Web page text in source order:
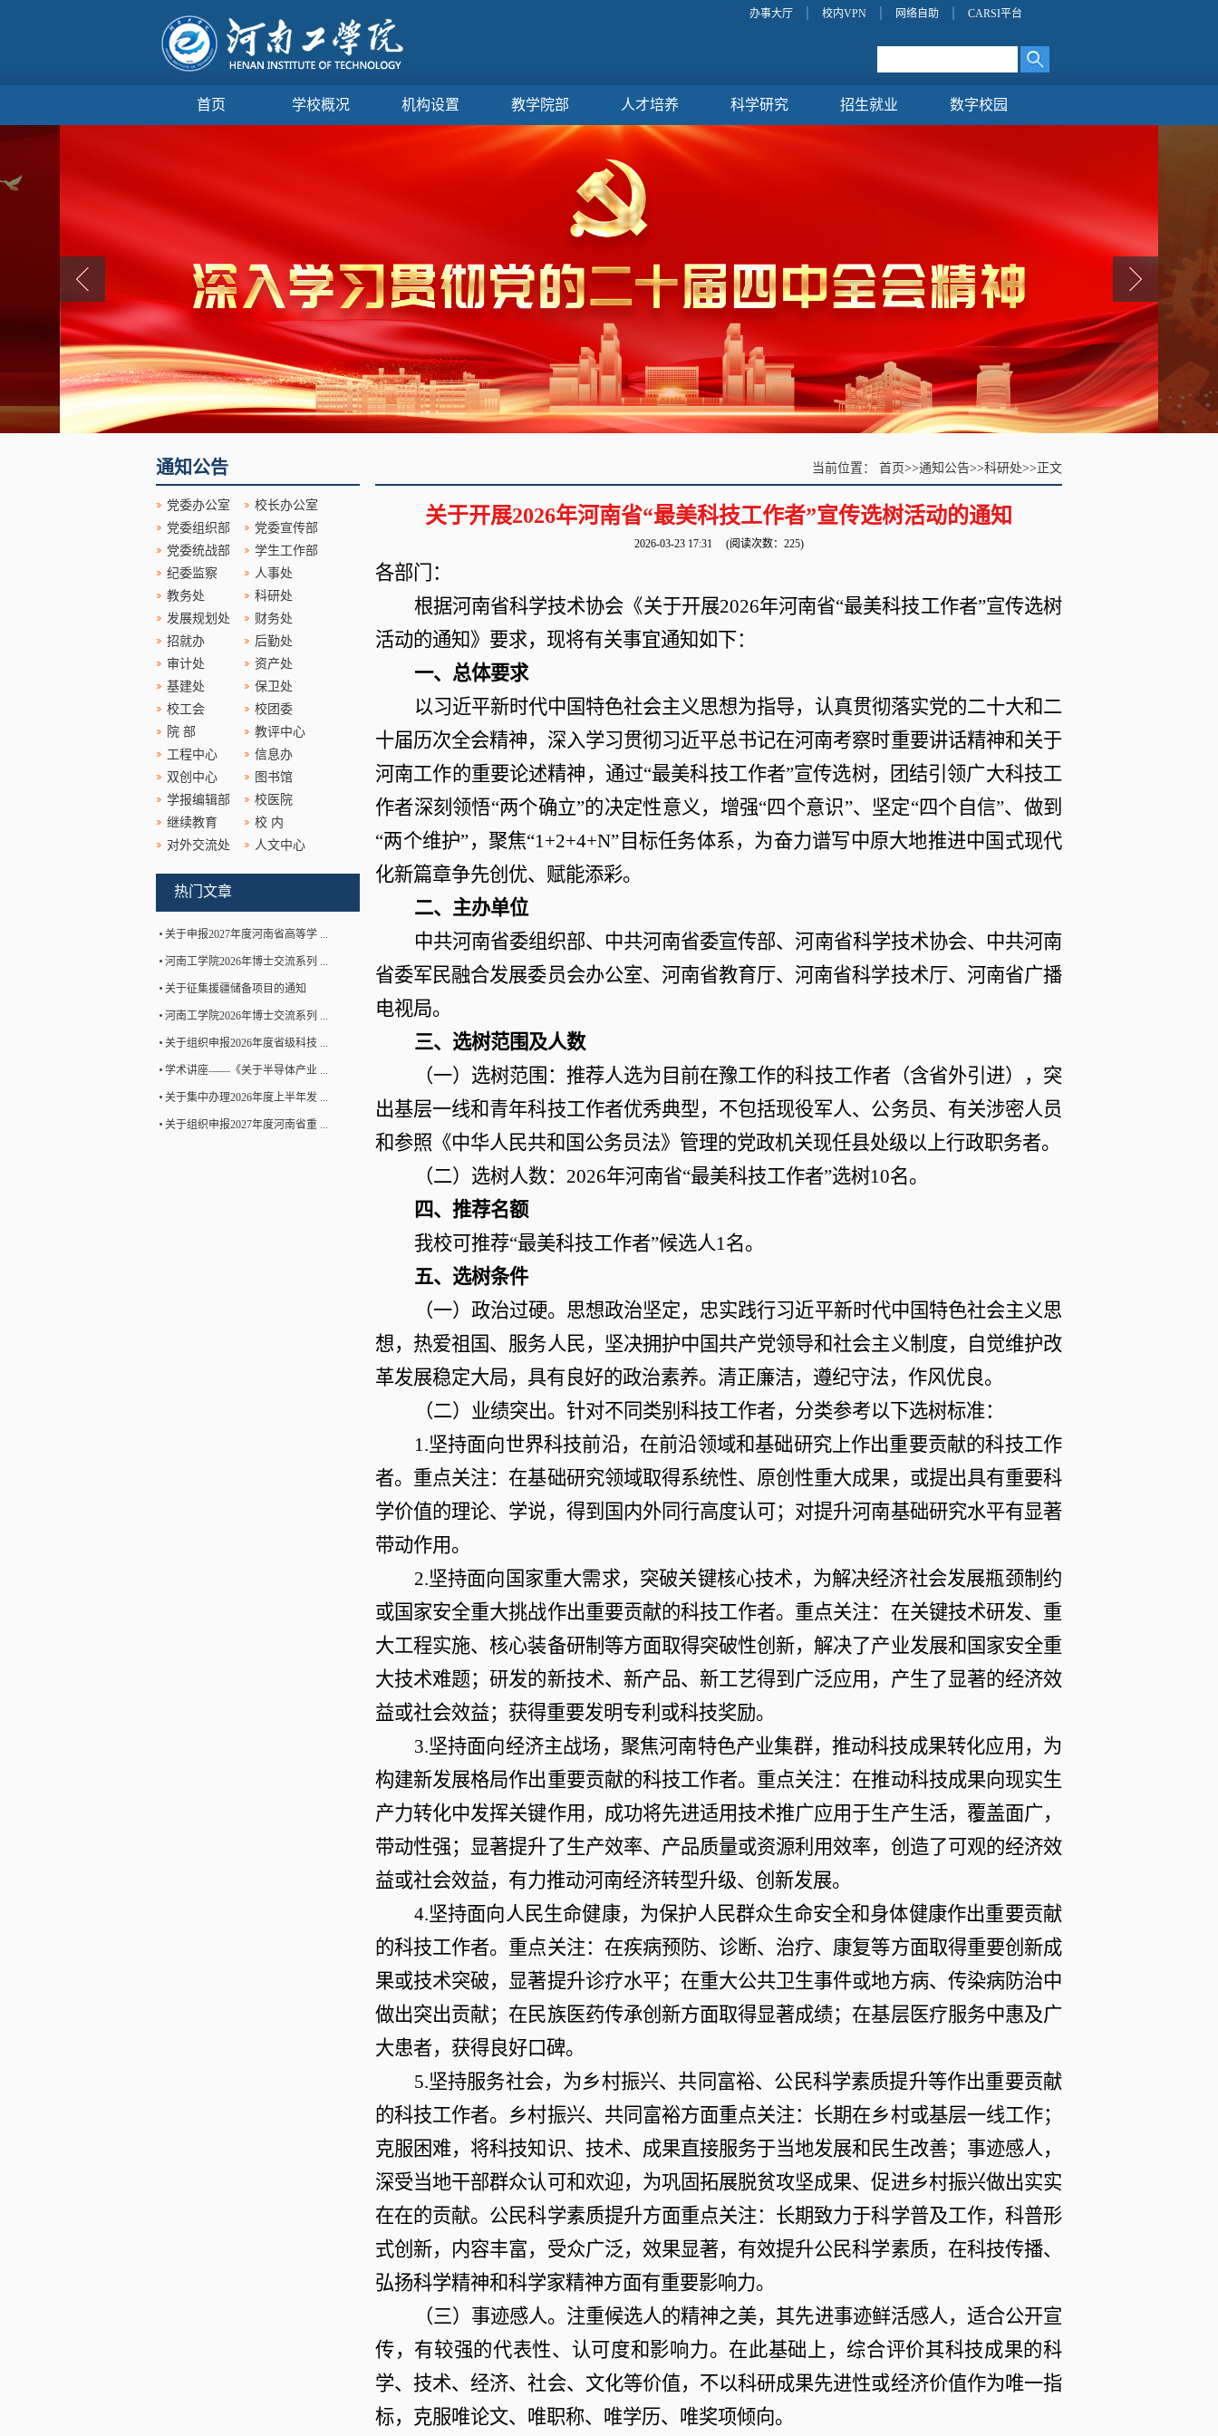
办事大厅 校内VPN 网络自助 CARSI平台
首页 学校概况 机构设置 教学院部 人才培养 科学研究 招生就业 数字校园
通知公告
党委办公室
校长办公室
党委组织部
党委宣传部
党委统战部
学生工作部
纪委监察
人事处
教务处
科研处
发展规划处
财务处
招就办
后勤处
审计处
资产处
基建处
保卫处
校工会
校团委
院 部
教评中心
工程中心
信息办
双创中心
图书馆
学报编辑部
校医院
继续教育
校 内
对外交流处
人文中心
热门文章
关于申报2027年度河南省高等学 ...
河南工学院2026年博士交流系列 ...
关于征集援疆储备项目的通知
河南工学院2026年博士交流系列 ...
关于组织申报2026年度省级科技 ...
学术讲座——《关于半导体产业 ...
关于集中办理2026年度上半年发 ...
关于组织申报2027年度河南省重 ...
当前位置： 首页>>通知公告>>科研处>> 正文
关于开展2026年河南省“最美科技工作者”宣传选树活动的通知
2026-03-23 17:31 (阅读次数： 225)
各部门
：
根据河南省科学技术协会《关于开展2026年河南省“最美科技工作者”宣传选树
活动的通知》要求，现将有关事宜通知如下：
一、总体要求
以习近平新时代中国特色社会主义思想为指导，认真贯彻落实党的二十大和二
十届历次全会精神，深入学习贯彻习近平总书记在河南考察时重要讲话精神和关于
河南工作的重要论述精神，通过“最美科技工作者”宣传选树，团结引领广大科技工
作者深刻领悟“两个确立”的决定性意义，增强“四个意识”、坚定“四个自信”、做到
“两个维护”，聚焦“1+2+4+N”目标任务体系，为奋力谱写中原大地推进中国式现代
化新篇章争先创优、赋能添彩。
二、主办单位
中共河南省委组织部、中共河南省委宣传部、河南省科学技术协会、中共河南
省委军民融合发展委员会办公室、河南省教育厅、河南省科学技术厅、河南省广播
电视局。
三、选树范围及人数
（一）选树范围：推荐人选为目前在豫工作的科技工作者（含省外引进），突
出基层一线和青年科技工作者优秀典型，不包括现役军人、公务员、有关涉密人员
和参照《中华人民共和国公务员法》管理的党政机关现任县处级以上行政职务者。
（二）选树人数： 2026年河南省“最美科技工作者”选树10名。
四、推荐名额
我校可推荐“最美科技工作者”候选人1名。
五、选树条件
（一）政治过硬。思想政治坚定，忠实践行习近平新时代中国特色社会主义思
想，热爱祖国、服务人民，坚决拥护中国共产党领导和社会主义制度，自觉维护改
革发展稳定大局，具有良好的政治素养。清正廉洁，遵纪守法，作风优良。
（二）业绩突出。针对不同类别科技工作者，分类参考以下选树标准：
1.坚持面向世界科技前沿，在前沿领域和基础研究上作出重要贡献的科技工作
者。重点关注：在基础研究领域取得系统性、原创性重大成果，或提出具有重要科
学价值的理论、学说，得到国内外同行高度认可；对提升河南基础研究水平有显著
带动作用。
2.坚持面向国家重大需求，突破关键核心技术，为解决经济社会发展瓶颈制约
或国家安全重大挑战作出重要贡献的科技工作者。重点关注：在关键技术研发、重
大工程实施、核心装备研制等方面取得突破性创新，解决了产业发展和国家安全重
大技术难题；研发的新技术、新产品、新工艺得到广泛应用，产生了显著的经济效
益或社会效益；获得重要发明专利或科技奖励。
3.坚持面向经济主战场，聚焦河南特色产业集群，推动科技成果转化应用，为
构建新发展格局作出重要贡献的科技工作者。重点关注：在推动科技成果向现实生
产力转化中发挥关键作用，成功将先进适用技术推广应用于生产生活，覆盖面广，
带动性强；显著提升了生产效率、产品质量或资源利用效率，创造了可观的经济效
益或社会效益，有力推动河南经济转型升级、创新发展。
4.坚持面向人民生命健康，为保护人民群众生命安全和身体健康作出重要贡献
的科技工作者。重点关注：在疾病预防、诊断、治疗、康复等方面取得重要创新成
果或技术突破，显著提升诊疗水平；在重大公共卫生事件或地方病、传染病防治中
做出突出贡献；在民族医药传承创新方面取得显著成绩；在基层医疗服务中惠及广
大患者，获得良好口碑。
5.坚持服务社会，为乡村振兴、共同富裕、公民科学素质提升等作出重要贡献
的科技工作者。乡村振兴、共同富裕方面重点关注：长期在乡村或基层一线工作；
克服困难，将科技知识、技术、成果直接服务于当地发展和民生改善；事迹感人，
深受当地干部群众认可和欢迎，为巩固拓展脱贫攻坚成果、促进乡村振兴做出实实
在在的贡献。公民科学素质提升方面重点关注：长期致力于科学普及工作，科普形
式创新，内容丰富，受众广泛，效果显著，有效提升公民科学素质，在科技传播、
弘扬科学精神和科学家精神方面有重要影响力。
（三）事迹感人。注重候选人的精神之美，其先进事迹鲜活感人，适合公开宣
传，有较强的代表性、认可度和影响力。在此基础上，综合评价其科技成果的科
学、技术、经济、社会、文化等价值，不以科研成果先进性或经济价值作为唯一指
标，克服唯论文、唯职称、唯学历、唯奖项倾向。